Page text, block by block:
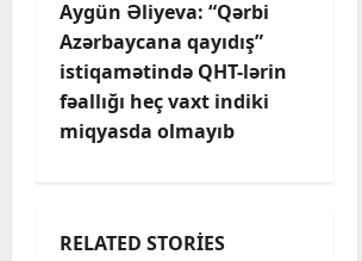
n
a
v
g
Aygün Əliyeva: “Qərbi
Azərbaycana qayıdış”
istiqamətində QHT-lərin
fəallığı heç vaxt indiki
miqyasda olmayıb
RELATED STORIES